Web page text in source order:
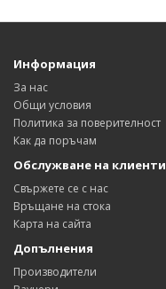
Информация
За нас
Общи условия
Политика за поверителност
Как да поръчам
Обслужване на клиенти
Свържете се с нас
Връщане на стока
Карта на сайта
Допълнения
Производители